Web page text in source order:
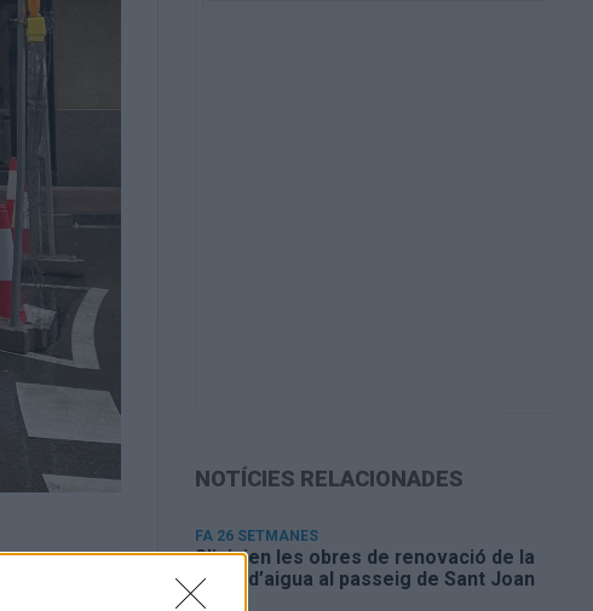
NOTÍCIES RELACIONADES
FA 26 SETMANES
S’inicien les obres de renovació de la
xarxa d’aigua al passeig de Sant Joan